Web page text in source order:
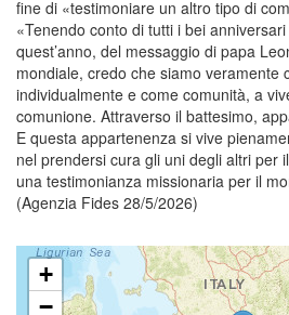
fine di «testimoniare un altro tipo di
«Tenendo conto di tutti i bei
quest’anno, del messaggio di papa
mondiale, credo che siamo veramente
individualmente e come comunità, a
comunione. Attraverso il battesimo,
E questa appartenenza si vive
nel prendersi cura gli uni degli altri per
una testimonianza missionaria per il
(Agenzia Fides 28/5/2026)
+
−